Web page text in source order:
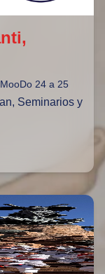
24 a 25
Seminarios y